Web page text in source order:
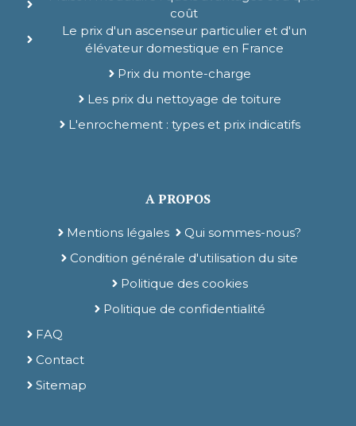
coût
Le prix d'un ascenseur particulier et d'un
élévateur domestique en France
Prix du monte-charge
Les prix du nettoyage de toiture
L'enrochement : types et prix indicatifs
A PROPOS
Mentions légales
Qui sommes-nous?
Condition générale d'utilisation du site
Politique des cookies
Politique de confidentialité
FAQ
Contact
Sitemap